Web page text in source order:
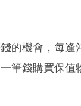
的機會，每
筆錢購買保